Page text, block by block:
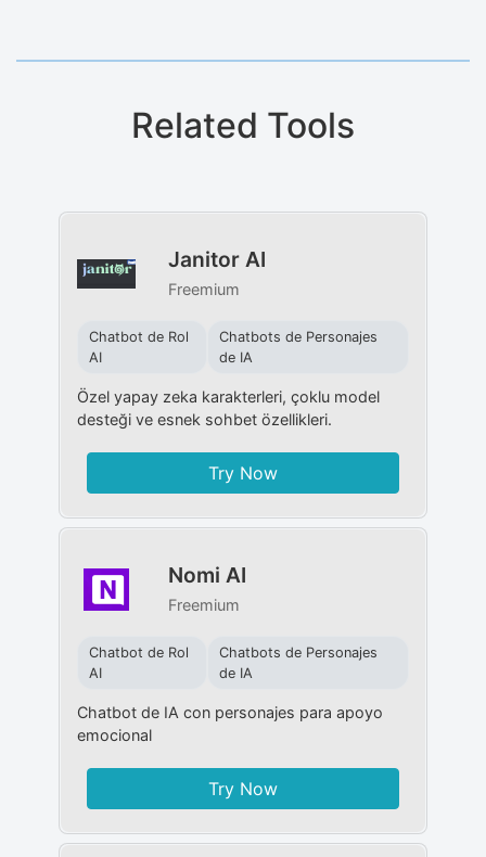
Related Tools
Janitor AI
Freemium
Chatbot de Rol
AI
Chatbots de Personajes
de IA
Özel yapay zeka karakterleri, çoklu model
desteği ve esnek sohbet özellikleri.
Try Now
Nomi AI
Freemium
Chatbot de Rol
AI
Chatbots de Personajes
de IA
Chatbot de IA con personajes para apoyo
emocional
Try Now